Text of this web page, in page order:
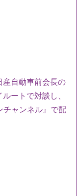
産自動車前会長の
ートで対談し、
チャンネル』で配